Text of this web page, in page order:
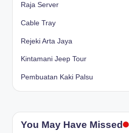
Raja Server
Cable Tray
Rejeki Arta Jaya
Kintamani Jeep Tour
Pembuatan Kaki Palsu
You May Have Missed